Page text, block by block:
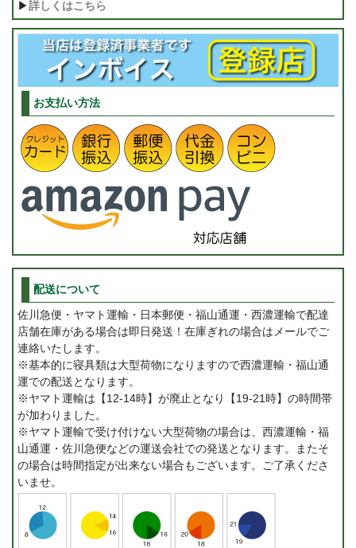
▶詳しくはこちら
お支払い方法
配送について
佐川急便・ヤマト運輸・日本郵便・福山通運・西濃運輸で配達
店舗在庫がある場合は即日発送！在庫ぎれの場合はメールでご
連絡いたします。
※基本的に寝具類は大型荷物になりますので西濃運輸・福山通
運での配送となります。
※ヤマト運輸は【12-14時】が廃止となり【19-21時】の時間帯
が加わりました。
※ヤマト運輸で受け付けない大型荷物の場合は、西濃運輸・福
山通運・佐川急便などの運送会社での発送となります。またそ
の場合は時間指定が出来ない場合もございます。ご了承くださ
いませ。